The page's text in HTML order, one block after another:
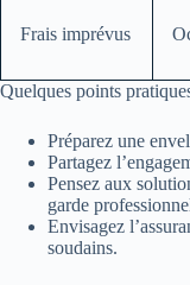
Frais imprévus
Quelques points
Préparez une
Partagez
Pensez aux
garde
Envisagez
soudains.